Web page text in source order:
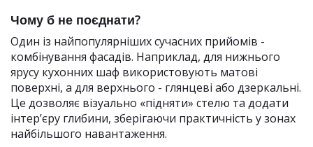
Чому б не поєднати?
Один із найпопулярніших сучасних прийомів -
комбінування фасадів. Наприклад, для нижнього
ярусу кухонних шаф використовують матові
поверхні, а для верхнього - глянцеві або дзеркальні.
Це дозволяє візуально «підняти» стелю та додати
інтер’єру глибини, зберігаючи практичність у зонах
найбільшого навантаження.